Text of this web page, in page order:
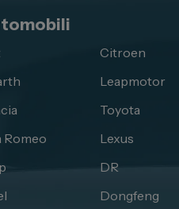
Romeo
Citroen
Leapmotor
Toyota
Lexus
DR
Dongfeng